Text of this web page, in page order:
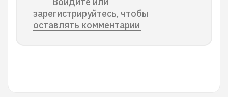
зарегистрируйтесь, чтобы
оставлять комментарии